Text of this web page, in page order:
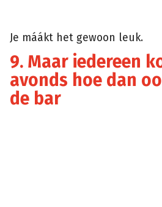
Je máákt het gewoon leuk.
9. Maar iedereen
avonds hoe dan
de bar